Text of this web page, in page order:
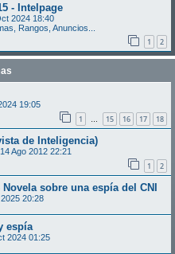
- Intelpage
2024 18:40
Rangos, Anuncios...
1 2
19:05
1 … 15 16 17 18
de Inteligencia)
14 Ago 2012 22:21
1 2
sobre una espía del CNI
20:28
espía
2024 01:25